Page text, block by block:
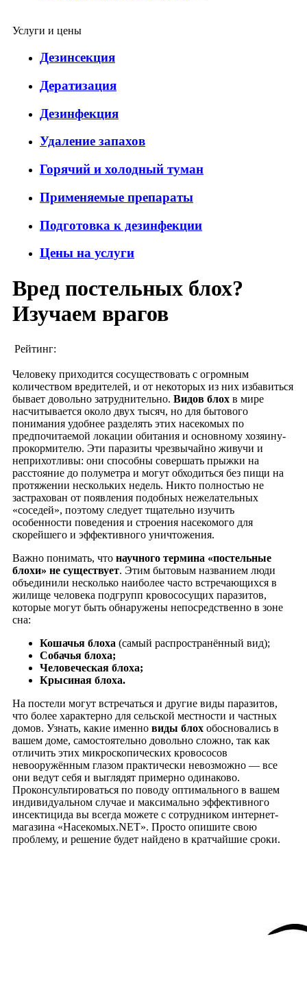
Услуги и цены
Дезинсекция
Дератизация
Дезинфекция
Удаление запахов
Горячий и холодный туман
Применяемые препараты
Подготовка к дезинфекции
Цены на услуги
Вред постельных блох?
Изучаем врагов
Рейтинг:
Человеку приходится сосуществовать с огромным
количеством вредителей, и от некоторых из них избавиться
бывает довольно затруднительно. Видов блох в мире
насчитывается около двух тысяч, но для бытового
понимания удобнее разделять этих насекомых по
предпочитаемой локации обитания и основному хозяину-
прокормителю. Эти паразиты чрезвычайно живучи и
неприхотливы: они способны совершать прыжки на
расстояние до полуметра и могут обходиться без пищи на
протяжении нескольких недель. Никто полностью не
застрахован от появления подобных нежелательных
«соседей», поэтому следует тщательно изучить
особенности поведения и строения насекомого для
скорейшего и эффективного уничтожения.
Важно понимать, что научного термина «постельные
блохи» не существует. Этим бытовым названием люди
объединили несколько наиболее часто встречающихся в
жилище человека подгрупп кровососущих паразитов,
которые могут быть обнаружены непосредственно в зоне
сна:
Кошачья блоха (самый распространённый вид);
Собачья блоха;
Человеческая блоха;
Крысиная блоха.
На постели могут встречаться и другие виды паразитов,
что более характерно для сельской местности и частных
домов. Узнать, какие именно виды блох обосновались в
вашем доме, самостоятельно довольно сложно, так как
отличить этих микроскопических кровососов
невооружённым глазом практически невозможно — все
они ведут себя и выглядят примерно одинаково.
Проконсультироваться по поводу оптимального в вашем
индивидуальном случае и максимально эффективного
инсектицида вы всегда можете с сотрудником интернет-
магазина «Насекомых.NET». Просто опишите свою
проблему, и решение будет найдено в кратчайшие сроки.